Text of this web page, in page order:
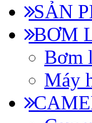
SẢN
BƠM
Bơm
Máy